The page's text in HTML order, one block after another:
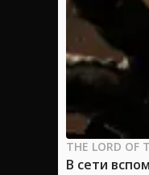
THE LORD OF
В сети